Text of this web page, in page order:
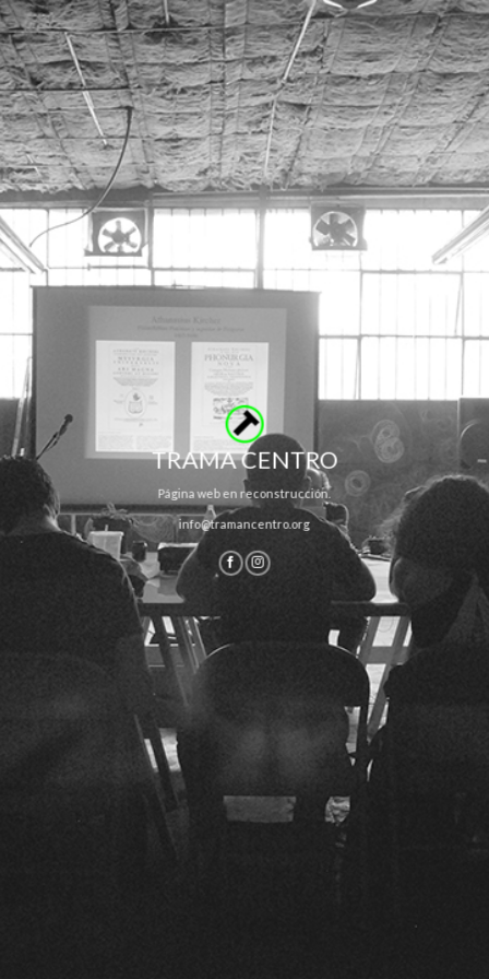
TRAMA CENTRO
Página web en reconstrucción.
info@tramancentro.org